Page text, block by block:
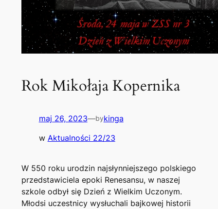
Rok Mikołaja Kopernika
maj 26, 2023—bykinga
w Aktualności 22/23
W 550 roku urodzin najsłynniejszego polskiego
przedstawiciela epoki Renesansu, w naszej
szkole odbył się Dzień z Wielkim Uczonym.
Młodsi uczestnicy wysłuchali bajkowej historii